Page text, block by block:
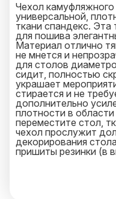
Чехол камуфляжного
универсальной,
ткани спандекс.
для пошива
Материал отлично
не мнется и
для столов
сидит, полностью
украшает
стирается и не
дополнительно
плотности в
переместите стол,
чехол прослужит
декорирования
пришиты резинки (в